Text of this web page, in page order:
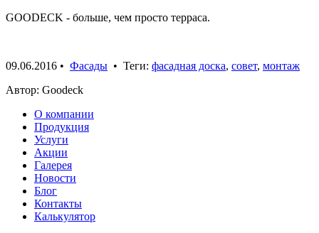
GOODECK - больше, чем просто терраса.
09.06.2016 • Фасады • Теги: фасадная доска, совет, монтаж
Автор: Goodeck
О компании
Продукция
Услуги
Акции
Галерея
Новости
Блог
Контакты
Калькулятор